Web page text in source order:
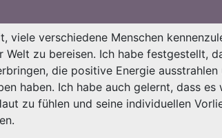
viele verschiedene Menschen
Welt zu bereisen. Ich habe festgestellt,
die positive Energie ausstrahlen
haben. Ich habe auch gelernt, dass
zu fühlen und seine individuellen